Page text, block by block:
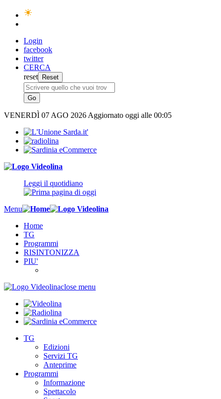
Login
facebook
twitter
CERCA
reset
VENERDÌ 07 AGO 2026 Aggiornato oggi alle 00:05
Leggi il quotidiano
Menu
Home
TG
Programmi
RISINTONIZZA
PIU'
close menu
TG
Edizioni
Servizi TG
Anteprime
Programmi
Informazione
Spettacolo